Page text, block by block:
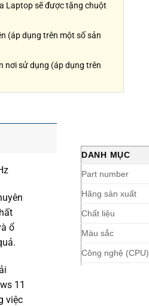
Laptop sẽ được tặng chuột
(áp dụng trên một số sản
nơi sử dụng (áp dụng trên
ổ
11
việc
DANH MỤC
Part number
Hãng sản xuất
Chất liệu
Màu sắc
Công nghệ (CPU)